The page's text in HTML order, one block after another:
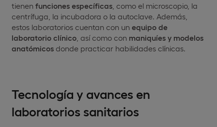
tienen funciones específicas , como el microscopio, la
centrífuga, la incubadora o la autoclave. Además,
estos laboratorios cuentan con un equipo de
laboratorio clínico , así como con maniquíes y modelos
anatómicos donde practicar habilidades clínicas.
Tecnología y avances en
laboratorios sanitarios